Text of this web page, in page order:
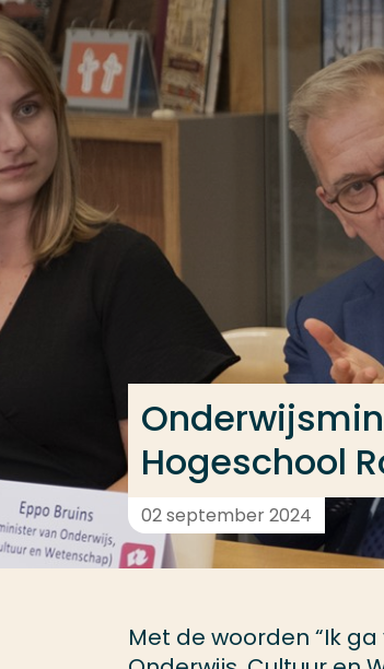
Ga direct naar de content
Hogeschool
02 september 2024
Met de woorden “Ik